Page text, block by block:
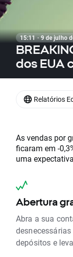
15:11 · 9 de julho
dos EUA
As vendas por
ficaram em -
uma
Abertura
Abra a sua
depósitos e
Relatórios